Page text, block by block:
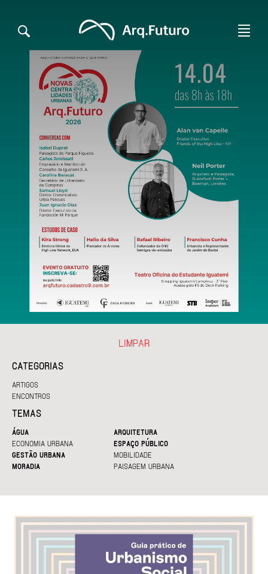
CATEGORIAS
ARTIGOS
ENCONTROS
TEMAS
ÁGUA
ARQUITETURA
ECONOMIA URBANA
ESPAÇO PÚBLICO
GESTÃO URBANA
MOBILIDADE
MORADIA
PAISAGEM URBANA
LIMPAR